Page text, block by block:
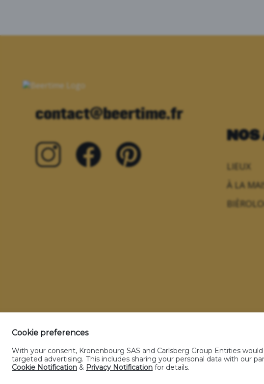
contact@beertime.fr
LIEUX
À LA
Glossaire CGU Politique sur les données
Cookie preferences
With your consent, Kronenbourg SAS and Carlsberg Group Entities
targeted advertising. This includes sharing your personal data with our
Cookie Notification & Privacy Notification for details.